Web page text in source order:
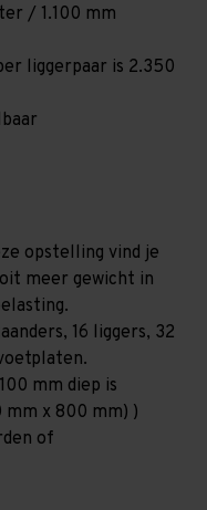
/ 1.100 mm
liggerpaar is 2.350
opstelling vind je
meer gewicht in
16 liggers, 32
mm diep is
x 800 mm) )
of